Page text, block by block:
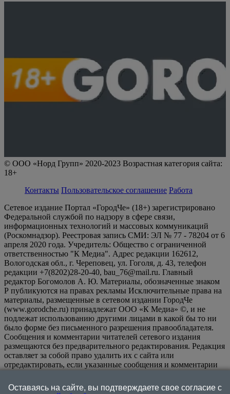
© ООО «Норд Групп» 2020-2023 Возрастная категория сайта:
18+
Контакты Пользовательское соглашение Работа
Сетевое издание Портал «ГородЧе» (18+) зарегистрировано
Федеральной службой по надзору в сфере связи,
информационных технологий и массовых коммуникаций
(Роскомнадзор). Реестровая запись СМИ: ЭЛ № 77 - 78204 от 6
апреля 2020 года. Учредитель: Общество с ограниченной
ответственностью "К Медиа". Адрес редакции 162612,
Вологодская обл., г. Череповец, ул. Гоголя, д. 43, телефон
редакции +7(8202)28-20-40, bau_76@mail.ru. Главный
редактор Богомолов А. Ю. Материалы, обозначенные знаком
Р публикуются на правах рекламы Исключительные права на
материалы, размещенные в сетевом издании ГородЧе
(www.gorodche.ru) принадлежат ООО «К Медиа» ©, и не
подлежат использованию другими лицами в какой бы то ни
было форме без письменного разрешения правообладателя.
Сообщения и комментарии читателей сетевого издания
размещаются без предварительного редактирования. Редакция
оставляет за собой право удалить их с сайта или
отредактировать, если указанные сообщения и комментарии
или нарушением иных требований закона.
информационном ресурсе применяются рекомендательные
Оставаясь на сайте, вы подтверждаете свое согласие с